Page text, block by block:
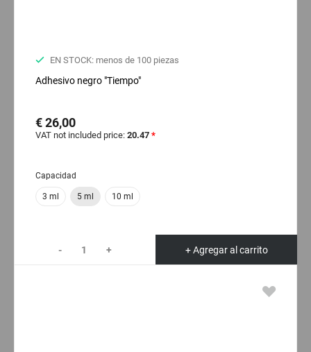
EN STOCK: menos de 100 piezas
Adhesivo negro "Tiempo"
€ 26,00
VAT not included price: 20.47 *
Capacidad
3 ml 5 ml 10 ml
- + + Agregar al carrito